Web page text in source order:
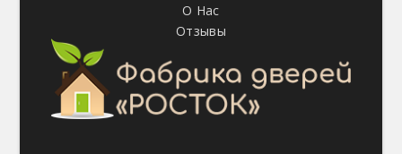
О Нас
Отзывы